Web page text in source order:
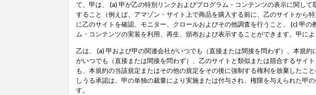
て、甲は、 (a) 甲が乙の特別リンクおよびプログラム・コンテンツの表示に関し
すること（例えば、アマゾン・サイト上で商品を購入する前に、乙のサイトから
に乙のサイトを確認、モニター、クロールおよびその他調査を行うこと、 (c) 甲
ム・コンテンツの実装を利用、再生、頒布および表示することができます。甲によ
乙は、 (a) 甲および甲の関連会社がいつでも（直接または間接を問わず）、本規
がいつでも（直接または間接を問わず）、乙のサイトと類似または競合するサイ
も、本規約の当該規定またはその他の規定をその後に強制する権利を放棄したこ
しうる承認は、甲の単独の裁量により実施または付与され、権限を与えられた甲
す。